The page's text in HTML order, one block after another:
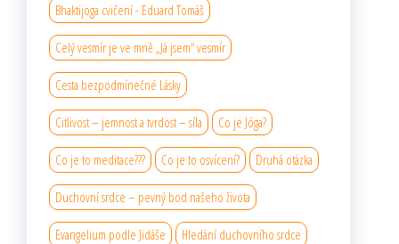
Bhaktijoga cvičení - Eduard Tomáš
Celý vesmír je ve mně „Já jsem“ vesmír
Cesta bezpodmínečné Lásky
Citlivost – jemnost a tvrdost – síla Co je Jóga?
Co je to meditace??? Co je to osvícení? Druhá otázka
Duchovní srdce – pevný bod našeho života
Evangelium podle Jidáše Hledání duchovního srdce